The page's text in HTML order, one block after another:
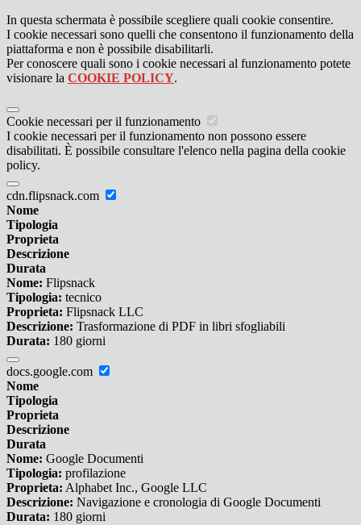
In questa schermata è possibile scegliere quali cookie consentire.
I cookie necessari sono quelli che consentono il funzionamento della
piattaforma e non è possibile disabilitarli.
Per conoscere quali sono i cookie necessari al funzionamento potete
visionare la COOKIE POLICY.
Cookie necessari per il funzionamento
I cookie necessari per il funzionamento non possono essere
disabilitati. È possibile consultare l'elenco nella pagina della cookie
policy.
cdn.flipsnack.com
Nome
Tipologia
Proprieta
Descrizione
Durata
Nome: Flipsnack
Tipologia: tecnico
Proprieta: Flipsnack LLC
Descrizione: Trasformazione di PDF in libri sfogliabili
Durata: 180 giorni
docs.google.com
Nome
Tipologia
Proprieta
Descrizione
Durata
Nome: Google Documenti
Tipologia: profilazione
Proprieta: Alphabet Inc., Google LLC
Descrizione: Navigazione e cronologia di Google Documenti
Durata: 180 giorni